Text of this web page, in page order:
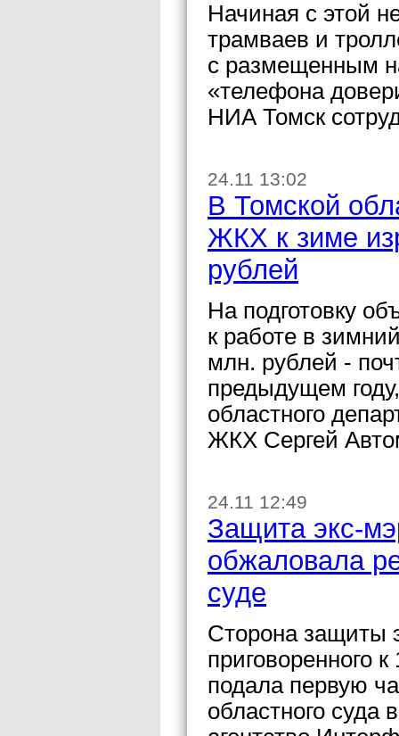
Начиная с этой
трамваев и
с размещенным
«телефона
НИА Томск
24.11 13:02
В Томской
ЖКХ к зиме
рублей
На подготовку
к работе в
млн. рублей -
предыдущем
областного
ЖКХ Сергей
24.11 12:49
Защита экс-
обжаловала
суде
Сторона защиты
приговоренного
подала первую
областного